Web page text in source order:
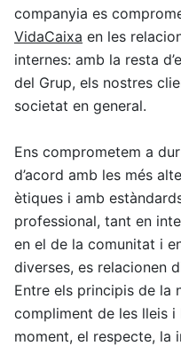
companyia es
VidaCaixa en les
internes: amb la resta
del Grup, els nostres
societat en general.
Ens comprometem a
d’acord amb les més
ètiques i amb
professional, tant en
en el de la comunitat i
diverses, es relacionen
Entre els principis de la
compliment de les lleis
moment, el respecte, la